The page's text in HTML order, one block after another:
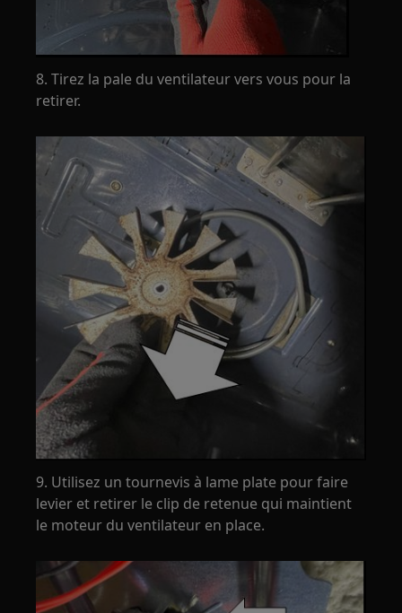
8. Tirez la pale du ventilateur vers vous pour la
retirer.
9. Utilisez un tournevis à lame plate pour faire
levier et retirer le clip de retenue qui maintient
le moteur du ventilateur en place.